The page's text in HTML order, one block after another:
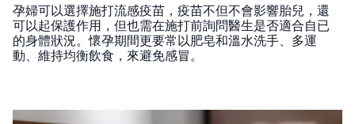
孕婦可以選擇施打流感疫苗，疫苗不但不會影響胎兒，還
可以起保護作用，但也需在施打前詢問醫生是否適合自已
的身體狀況。懷孕期間更要常以肥皂和溫水洗手、多運
動、維持均衡飲食，來避免感冒。